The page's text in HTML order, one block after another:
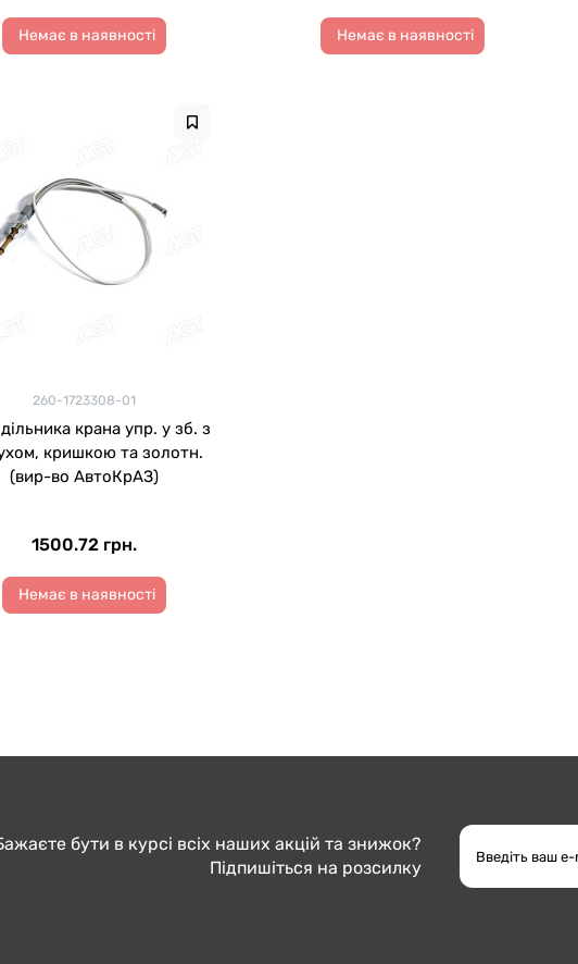
Немає в наявності Немає в наявності
260-1723308-01
крана упр. у зб. з
кришкою та золотн.
(вир-во АвтоКрАЗ)
1500.72 грн.
Немає в наявності
бути в курсі всіх наших акцій та знижок?
Підпишіться на розсилку